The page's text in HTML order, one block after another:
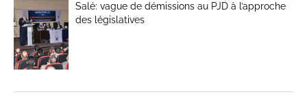
Salé: vague de démissions au PJD à l’approche
des législatives